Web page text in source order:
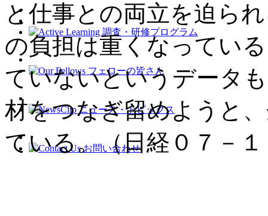
と仕事との両立を迫ら
の負担は重くなってい
ていないというデータ
材をつなぎ留めようと
ている。（日経０７－